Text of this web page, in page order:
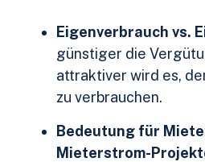
Eigenverbrauch vs.
günstiger die
attraktiver wird es,
zu verbrauchen.
Bedeutung für
Mieterstrom-